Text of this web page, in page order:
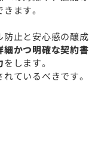
ます。
防止と安心感の醸成
細かつ明確な契約書
をします。
ているべきです。